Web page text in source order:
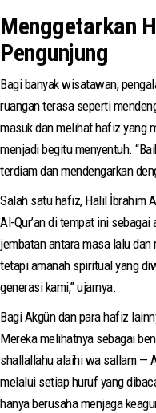
Menggetarkan
Pengunjung
Bagi banyak wisatawan,
ruangan terasa seperti
masuk dan melihat hafiz yang
menjadi begitu menyentuh.
terdiam dan mendengarkan
Salah satu hafiz, Halil İbrahim
Al-Qur’an di tempat ini
jembatan antara masa lalu
tetapi amanah spiritual yang
generasi kami,” ujarnya.
Bagi Akgün dan para hafiz
Mereka melihatnya sebagai
shallallahu alaihi wa sallam —
melalui setiap huruf yang
hanya berusaha menjaga